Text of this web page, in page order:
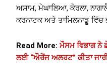
ਅਸਾਮ, ਮੇਘਾਲਿਆ, ਕੇਰਲਾ,
ਕਰਨਾਟਕ ਅਤੇ ਤਾਮਿਲਨਾਡੂ ਵਿੱਚ
Read More:ਮੌਸਮ ਵਿਭਾਗ ਨੇ
ਲਈ “ਔਰੇਂਜ ਅਲਰਟ” ਕੀਤਾ